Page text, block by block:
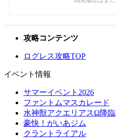
攻略コンテンツ
ログレス攻略TOP
イベント情報
サマーイベント2026
ファントムマスカレード
水神獣アクエリアスΩ降臨
豪快！がいあジム
クラントライアル